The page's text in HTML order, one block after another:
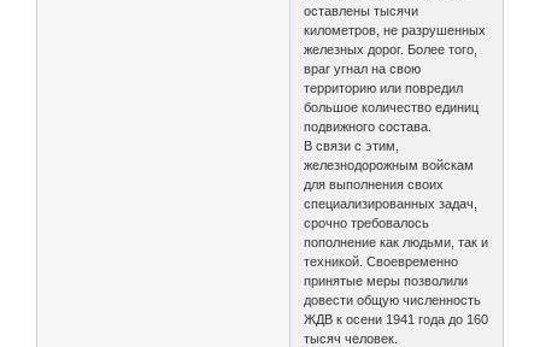
оставлены тысячи
километров, не разрушенных
железных дорог. Более того,
враг угнал на свою
территорию или повредил
большое количество единиц
подвижного состава.
В связи с этим,
железнодорожным войскам
для выполнения своих
специализированных задач,
срочно требовалось
пополнение как людьми, так и
техникой. Своевременно
принятые меры позволили
довести общую численность
ЖДВ к осени 1941 года до 160
тысяч человек.